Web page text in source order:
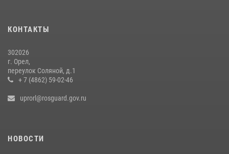
15 июля 2026, 14:49
КОНТАКТЫ
302026
г. Орел,
переулок Соляной, д.1
+ 7 (4862) 59-02-46
uprorl@rosguard.gov.ru
НОВОСТИ